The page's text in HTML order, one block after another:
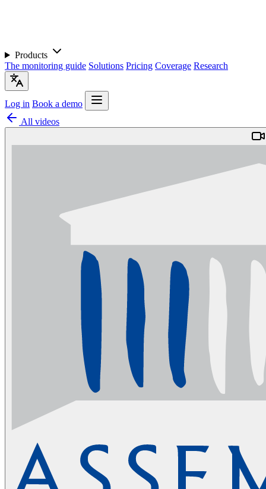
Products
The monitoring guide Solutions Pricing Coverage Research
Log in Book a demo
All videos